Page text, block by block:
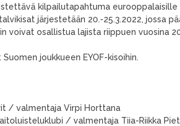
kilpailutapahtuma eurooppalaisille
järjestetään 20.-25.3.2022, jossa
voivat osallistua lajista riippuen vuosina
joukkueen EYOF-kisoihin.
/ valmentaja Virpi Horttana
/ valmentaja Tiia-Riikka